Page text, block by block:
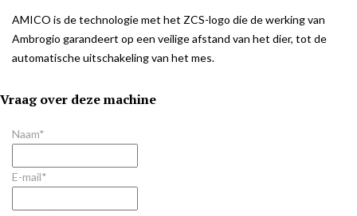
AMICO is de technologie met het ZCS-logo die de werking van
Ambrogio garandeert op een veilige afstand van het dier, tot de
automatische uitschakeling van het mes.
Vraag over deze machine
Naam*
E-mail*